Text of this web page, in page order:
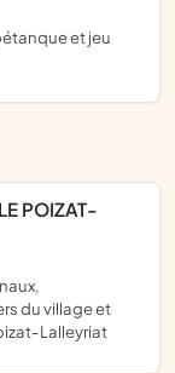
du village et
Lalleyriat